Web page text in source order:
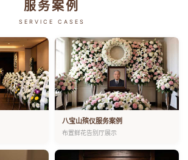
服务案例
SERVICE CASES
八宝山殡仪服务案例
布置鲜花告别厅展示